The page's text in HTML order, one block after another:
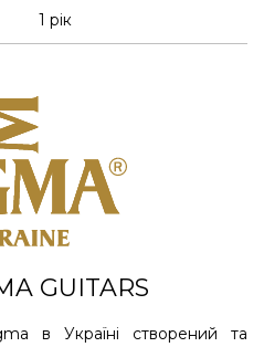
1 рік
GUITARS
в Україні створений та